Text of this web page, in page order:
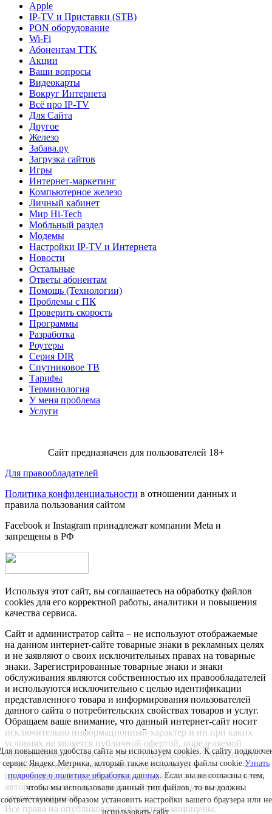
Apple
IP-TV и Приставки (STB)
PON оборудование
Wi-Fi
Абонентам TTK
Акции
Ваши вопросы
Видеокарты
Вокруг Интернета
Всё про IP-TV
Для Сайта
Другое
Железо
Забава.ру
Загрузка сайтов
Игры
Интернет-маркетинг
Компьютерное железо
Личный кабинет
Мир Hi-Tech
Мобльный раздел
Модемы
Настройки IP-TV и Интернета
Новости
Остальные
Ответы абонентам
Помощь (Технологии)
Проблемы с ПК
Проверить скорость
Программы
Разработка
Роутеры
Серия DIR
Спутниковое ТВ
Тарифы
Терминология
У меня проблема
Услуги
Сайт предназначен для пользователей 18+
Для правообладателей
Политика конфиденциальности в отношении данных и
правила пользования сайтом
Facebook и Instagram принадлежат компании Metа и
запрещены в РФ
Используя этот сайт, вы соглашаетесь на обработку файлов
cookies для его корректной работы, аналитики и повышения
качества сервиса.
Сайт и администратор сайта – не используют отображаемые
на данном интернет-сайте товарные знаки в рекламных целях
и не заявляют о своих исключительных правах на товарные
знаки. Зарегистрированные товарные знаки и знаки
обслуживания являются собственностью их правообладателей
и используются исключительно с целью идентификации
представленного товара и информирования пользователей
данного сайта о потребительских свойствах товаров и услуг.
Обращаем ваше внимание, что данный интернет-сайт носит
исключительно информационный характер и ни при каких
условиях не является публичной офертой, определяемой
положениями Статьи 435, 437 (2) Гражданского Кодекса РФ;
не является аффилированным подразделением
производителей представленных товаров, а также не является
авторизованным партнером или продавцом указанных и
других компаний.
Все права на опубликованный контент защищены.
повышения удобства сайта мы используем cookies. К сайту
сервис Яндекс.Метрика, который также использует файлы cookie.Узнать
подробнее о политике обработки данных. Если вы не согласны с тем,
чтобы мы использовали данный тип файлов, то вы должны
соответствующим образом установить настройки вашего браузера или не
использовать сайт.